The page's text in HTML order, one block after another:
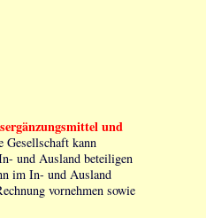
und
Gesellschaft kann
und Ausland beteiligen
im In- und Ausland
vornehmen sowie